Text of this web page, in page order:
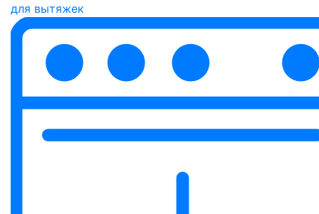
для вытяжек